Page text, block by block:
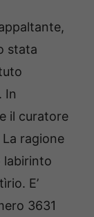
stata
In
il curatore
ragione
labirinto
E’
3631